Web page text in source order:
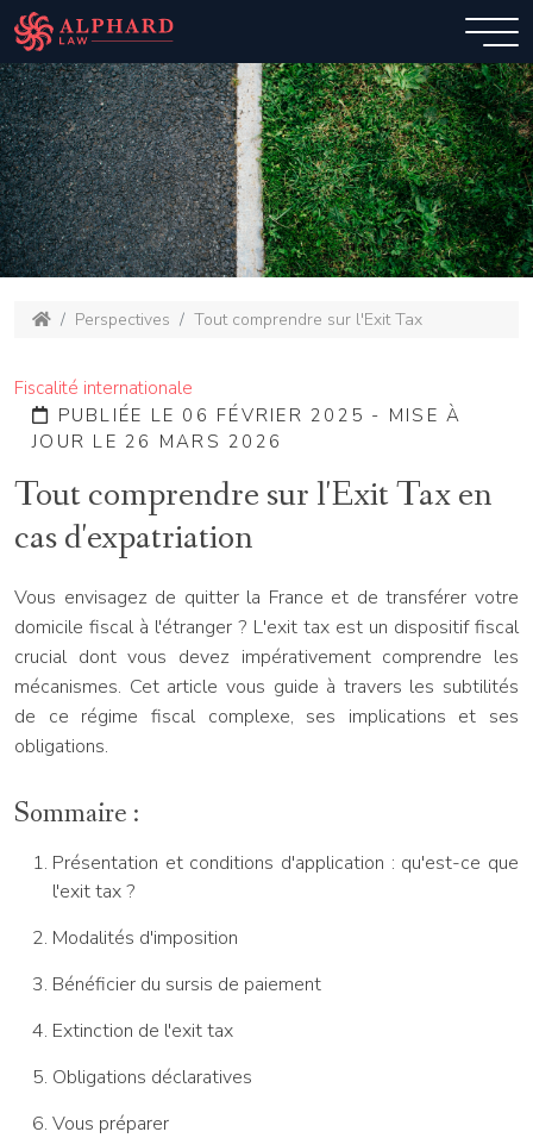
Perspectives Tout comprendre sur l'Exit Tax
Fiscalité internationale
PUBLIÉE LE 06 FÉVRIER 2025 - MISE À
JOUR LE 26 MARS 2026
Tout comprendre sur l'Exit Tax en
cas d'expatriation
Vous envisagez de quitter la France et de transférer votre
domicile fiscal à l'étranger ? L'exit tax est un dispositif fiscal
crucial dont vous devez impérativement comprendre les
mécanismes. Cet article vous guide à travers les subtilités
de ce régime fiscal complexe, ses implications et ses
obligations.
Sommaire :
Présentation et conditions d'application : qu'est-ce que
l'exit tax ?
Modalités d'imposition
Bénéficier du sursis de paiement
Extinction de l'exit tax
Obligations déclaratives
Vous préparer